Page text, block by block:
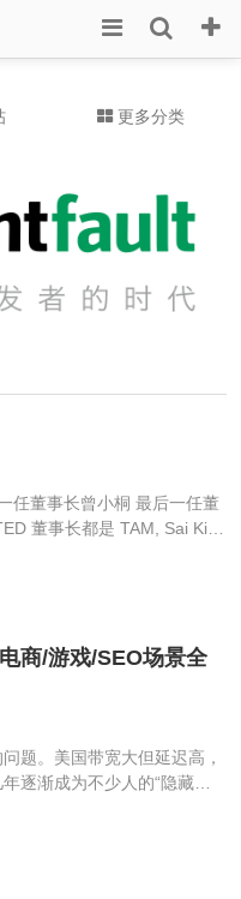
更多分类
任董事长曾小桐 最后一任董
IDC被自己人跑路的。 柏林
商/游戏/SEO场景全
题。美国带宽大但延迟高，
逐渐成为不少人的“隐藏选
三大核心优势低延迟覆盖东